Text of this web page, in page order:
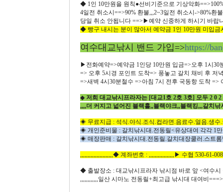
◆ 1인 10만원을 원칙●선비기준으로 기상악화
4일전 취소시==>90% 환불,,,2~3일전 취소시->80%환
당일 취소 안됩니다 ==>▶예약 신중하게 하시기 바랍
◆ 빵구 내시는 분이 많아서 예약금 1인 10만원 미입
여수대교낚시 밴드 가입=>https://
▶전화예약=>예약금 1인당 10만원 입금=>오후 1시30
=> 오후 5시경 포인트 도착=> 풍놓고 갈치 채비 후 저
=>새벽 4시30분철수 =>아침 7시 전후 국동항 도착
◆ 저희 대교낚시프라자는 [대교1호 2호 3호] 모두 2 0
,,,,더 커지고 넓어진 블랙홀,,블랙야크,,블랙킹,,,갈치낚
◈ 무료지급 : 석식.야식.조식.컵라면.음료수.얼음.생수
◈ 개인준비물 : 갈치낚시대.전동릴<유상대여 각각 1
◈ 매장판매 : 갈치낚시대.전동릴.갈치대장쿨러.스트
,,,,,,,,,,,,,,,,,,,,,,◆ 계좌번호 : ,,,,,,,,,,,,,,,,,▶ 수협 530-61-
◆ 출발장소 : 대교낚시프라자 낚시점 바로 앞 <여수시
,,,,,,,,,,,,일산 시마노 전동릴+최고급 낚시대 대여비